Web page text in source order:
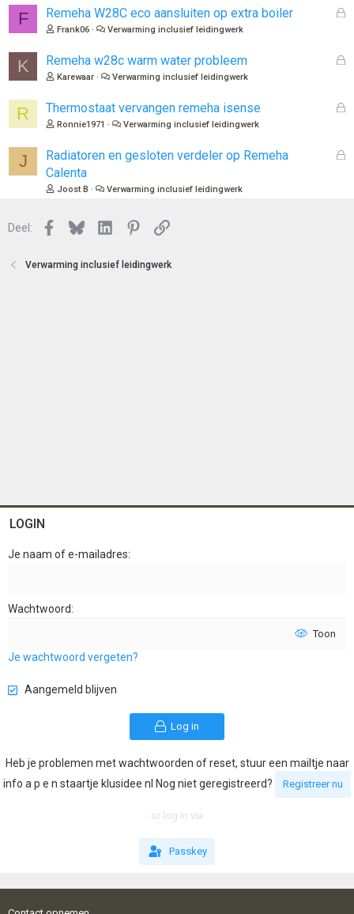
n
F
G
n
Remeha W28C eco aansluiten op extra boiler
Frank06 Verwarming inclusief leidingwerk
K
G
n
Remeha w28c warm water probleem
Karewaar Verwarming inclusief leidingwerk
R
G
Thermostaat vervangen remeha isense
Ronnie1971 Verwarming inclusief leidingwerk
J
G
Radiatoren en gesloten verdeler op Remeha
Calenta
Joost B Verwarming inclusief leidingwerk
Deel: Facebook
BlueskyLinkedInPinterest
Link
Verwarming inclusief leidingwerk
LOGIN
Je naam of e-mailadres
Wachtwoord
Toon
Je wachtwoord vergeten?
Aangemeld blijven
Log in
Heb je problemen met wachtwoorden of reset, stuur een mailtje naar
info a p e n staartje klusidee nl Nog niet geregistreerd?
Registreer nu
or log in via
Passkey